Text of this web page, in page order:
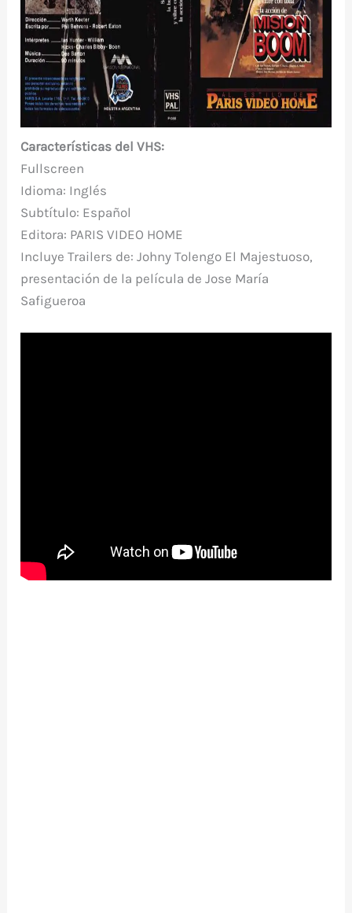
Características del VHS:
Fullscreen
Idioma: Inglés
Subtítulo: Español
Editora: PARIS VIDEO HOME
Incluye Trailers de: Johny Tolengo El Majestuoso,
presentación de la película de Jose María
Safigueroa